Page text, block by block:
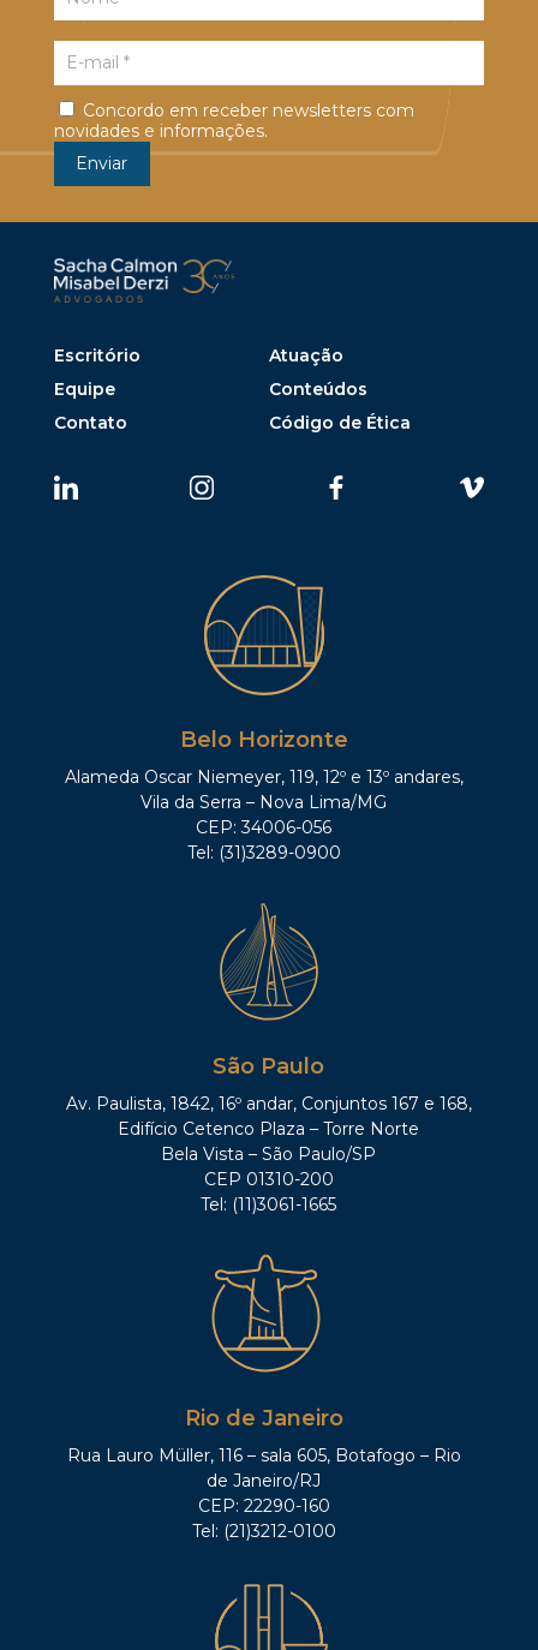
Concordo em receber newsletters com
novidades e informações.
Escritório
Atuação
Equipe
Conteúdos
Contato
Código de Ética
Belo Horizonte
Alameda Oscar Niemeyer, 119, 12º e 13º andares,
Vila da Serra – Nova Lima/MG
CEP: 34006-056
Tel: (31)3289-0900
São Paulo
Av. Paulista, 1842, 16º andar, Conjuntos 167 e 168,
Edifício Cetenco Plaza – Torre Norte
Bela Vista – São Paulo/SP
CEP 01310-200
Tel: (11)3061-1665
Rio de Janeiro
Rua Lauro Müller, 116 – sala 605, Botafogo – Rio
de Janeiro/RJ
CEP: 22290-160
Tel: (21)3212-0100